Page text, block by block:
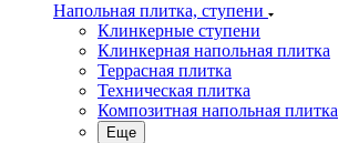
Напольная плитка, ступени
Клинкерные ступени
Клинкерная напольная плитка
Террасная плитка
Техническая плитка
Композитная напольная плитка
Еще